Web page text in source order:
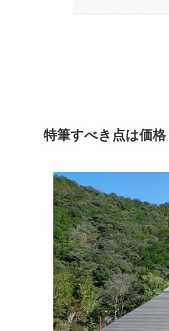
特筆すべき点は価格